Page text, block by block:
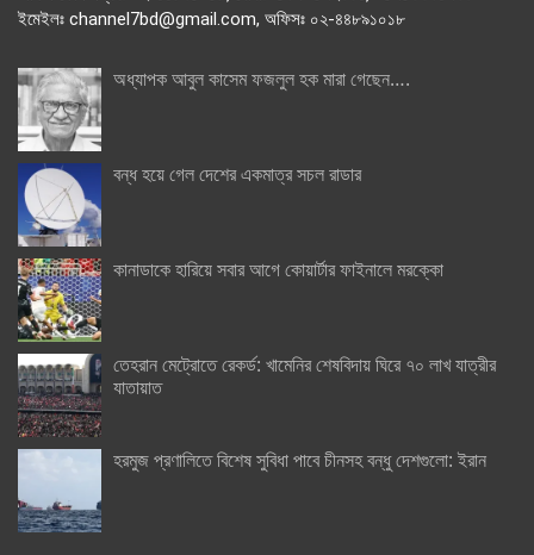
ইমেইলঃ channel7bd@gmail.com, অফিসঃ ০২-৪৪৮৯১০১৮
অধ্যাপক আবুল কাসেম ফজলুল হক মারা গেছেন….
বন্ধ হয়ে গেল দেশের একমাত্র সচল রাডার
কানাডাকে হারিয়ে সবার আগে কোয়ার্টার ফাইনালে মরক্কো
তেহরান মেট্রোতে রেকর্ড: খামেনির শেষবিদায় ঘিরে ৭০ লাখ যাত্রীর
যাতায়াত
হরমুজ প্রণালিতে বিশেষ সুবিধা পাবে চীনসহ বন্ধু দেশগুলো: ইরান